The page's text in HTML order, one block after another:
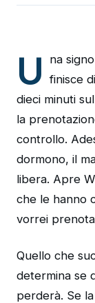
U
na
finisce
dieci minuti
la
controllo.
dormono, il
libera. Apre
che le hanno
vorrei
Quello che
determina se
perderà. Se